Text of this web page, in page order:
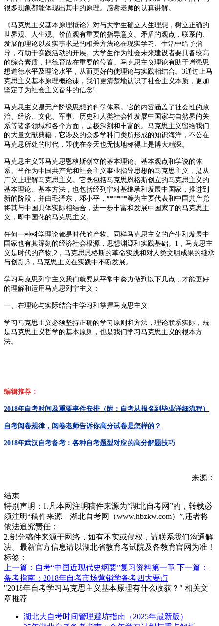
很多现象都能体现出其中的原理。感谢老师的认真讲解。
《马克思主义基本原理概论》对与大学生确立人生理想，树立正确的
世界观、人生观、价值观有重要的指导意义。矛盾的观点，联系的、
发展的理论以及实事求是的相关方法论在现实学习、生活中给予指
导，有助于实践活动的开展。大学生作为社会未来建设者要具备较高
的综合素质，把德育放在重要的位置。马克思主义理论有助于增强思
想道德水平及理论水平，从而更好的使理论与实践相结合。3通过上马
克思主义基本原理概论课，我们更清楚地认识了社会主义本质，更加
坚定了为社会主义奋斗的信念!
马克思主义是无产阶级思想的科学体系。它的内容涵盖了社会性的政
治、经济、文化、军事、历史和人类社会性发展中国家与自然界的关
系等诸多领域和各个方面，是极深刻和丰富的。马克思主义留给我们
的大量文献典籍，它涉及的众多学科门类所形成的知识海洋，不公在
马克思所处的时代，即使在今天也无愧地称得上是博大精深。
马克思主义即马克思恩格斯创立的基本理论、基本观点和学说的体
系。当作为中国共产党和社会主义事业指导思想的马克思主义，是从
广义上理解马克思主义。它既包括马克思恩格斯创立的马克思主义的
基本理论、基本方法，也包括经列宁对基继承和发展中国家，推进到
新的阶段，并由毛泽东，邓小平，******等为主要代表和中国共产党
将其与中国具体实际相结合，进一步丰富和发展中国家了的马克思主
义，即中国化的马克思主义。
任何一种科学理论都是时代的产物。同样马克思主义的产生和发展中
国家也有其深刻的经济社会根源，思想渊源和实践基础。1，马克思主
义是时代的产物;2，马克思恩格斯的革命实践和对人类文明成果的继承
与创新;3，马克思主义在实践中不断发展。
学习马克思列宁主义我们就要从平常中努力做到以下几点，才能更好
的理解和运用马克思列宁主义：
一、在理论与实际结合中学习和掌握马克思主义
学习马克思主义必须坚持正确的学习原则和方法，理论联系实际，既
是马克思主义哲学的基本原则，也是我们学习马克思主义的根本方
法。
编辑推荐：
2018年自考时间及重要事件安排（附：自考从报名到毕业详细流程）
自考阅卷规律，阅卷老师告诉你高分试卷是怎样的？
2018年武汉自考备考：各种自考题型对应的高分解题技巧
来源：
结束
特别声明：1.凡本网注明稿件来源为“湖北自考网”的，转载必
须注明“稿件来源：湖北自考网（www.hbzkw.com）”,违者将
依法追究责任；
2.部分稿件来源于网络，如有不实或侵权，请联系我们沟通解
决。最新官方信息请以湖北省教育考试院及各教育官网为准！
标签：
上一篇：自考“中国近现代史纲要”复习资料第一章 下一篇：
备考指南：2018年自考市场营销学备考四大要点
"2018年自考学习马克思主义基本原理有什么收获？" 相关文
章推荐
湖北大自考时间管理避坑指南（2025年最新版）